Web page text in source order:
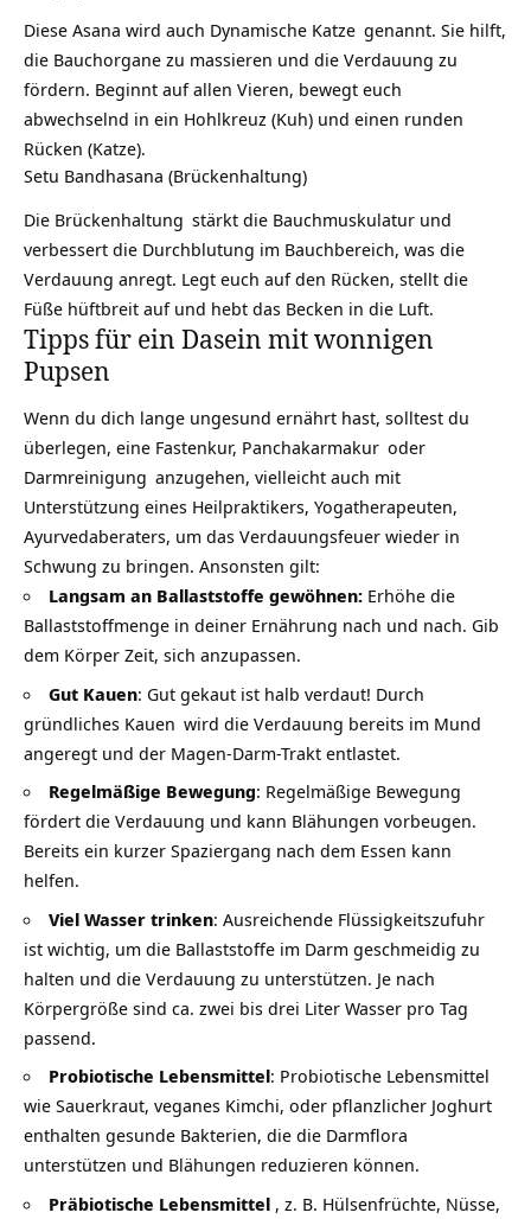
Diese Asana wird auch Dynamische Katze genannt. Sie hilft,
die Bauchorgane zu massieren und die Verdauung zu
fördern. Beginnt auf allen Vieren, bewegt euch
abwechselnd in ein Hohlkreuz (Kuh) und einen runden
Rücken (Katze).
Setu Bandhasana (Brückenhaltung)
Die Brückenhaltung stärkt die Bauchmuskulatur und
verbessert die Durchblutung im Bauchbereich, was die
Verdauung anregt. Legt euch auf den Rücken, stellt die
Füße hüftbreit auf und hebt das Becken in die Luft.
Tipps für ein Dasein mit wonnigen
Pupsen
Wenn du dich lange ungesund ernährt hast, solltest du
überlegen, eine Fastenkur, Panchakarmakur oder
Darmreinigung anzugehen, vielleicht auch mit
Unterstützung eines Heilpraktikers, Yogatherapeuten,
Ayurvedaberaters, um das Verdauungsfeuer wieder in
Schwung zu bringen. Ansonsten gilt:
Langsam an Ballaststoffe gewöhnen: Erhöhe die
Ballaststoffmenge in deiner Ernährung nach und nach. Gib
dem Körper Zeit, sich anzupassen.
Gut Kauen: Gut gekaut ist halb verdaut! Durch
gründliches Kauen wird die Verdauung bereits im Mund
angeregt und der Magen-Darm-Trakt entlastet.
Regelmäßige Bewegung: Regelmäßige Bewegung
fördert die Verdauung und kann Blähungen vorbeugen.
Bereits ein kurzer Spaziergang nach dem Essen kann
helfen.
Viel Wasser trinken: Ausreichende Flüssigkeitszufuhr
ist wichtig, um die Ballaststoffe im Darm geschmeidig zu
halten und die Verdauung zu unterstützen. Je nach
Körpergröße sind ca. zwei bis drei Liter Wasser pro Tag
passend.
Probiotische Lebensmittel: Probiotische Lebensmittel
wie Sauerkraut, veganes Kimchi, oder pflanzlicher Joghurt
enthalten gesunde Bakterien, die die Darmflora
unterstützen und Blähungen reduzieren können.
Präbiotische Lebensmittel , z. B. Hülsenfrüchte, Nüsse,